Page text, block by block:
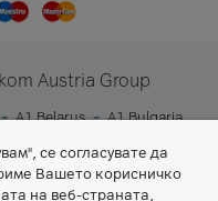
Austria Group
A1 Belarus
A1 Bulgaria
се согласувате да
Вашето корисничко
на веб-страната,